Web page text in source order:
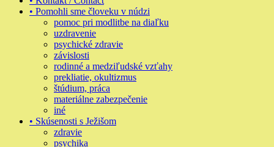
• Pomohli sme človeku v núdzi
pomoc pri modlitbe na diaľku
uzdravenie
psychické zdravie
závislosti
rodinné a medziľudské vzťahy
prekliatie, okultizmus
štúdium, práca
materiálne zabezpečenie
iné
• Skúsenosti s Ježišom
zdravie
psychika